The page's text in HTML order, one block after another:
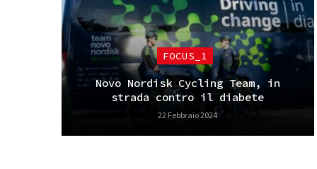
FOCUS_1
Novo Nordisk Cycling Team, in
strada contro il diabete
22 Febbraio 2024